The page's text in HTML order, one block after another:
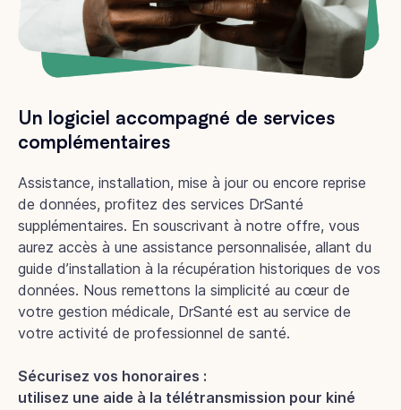
Un logiciel accompagné de services
complémentaires
Assistance, installation, mise à jour ou encore reprise
de données, profitez des services DrSanté
supplémentaires. En souscrivant à notre offre, vous
aurez accès à une assistance personnalisée, allant du
guide d’installation à la récupération historiques de vos
données. Nous remettons la simplicité au cœur de
votre gestion médicale, DrSanté est au service de
votre activité de professionnel de santé.
Sécurisez vos honoraires :
utilisez une aide à la télétransmission pour kiné